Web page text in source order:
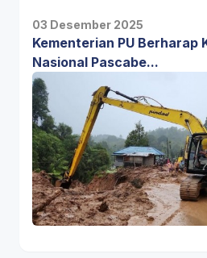
03 Desember 2025
Kementerian PU Berharap
Nasional Pascabe...